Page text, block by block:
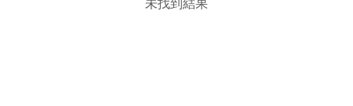
未找到結果